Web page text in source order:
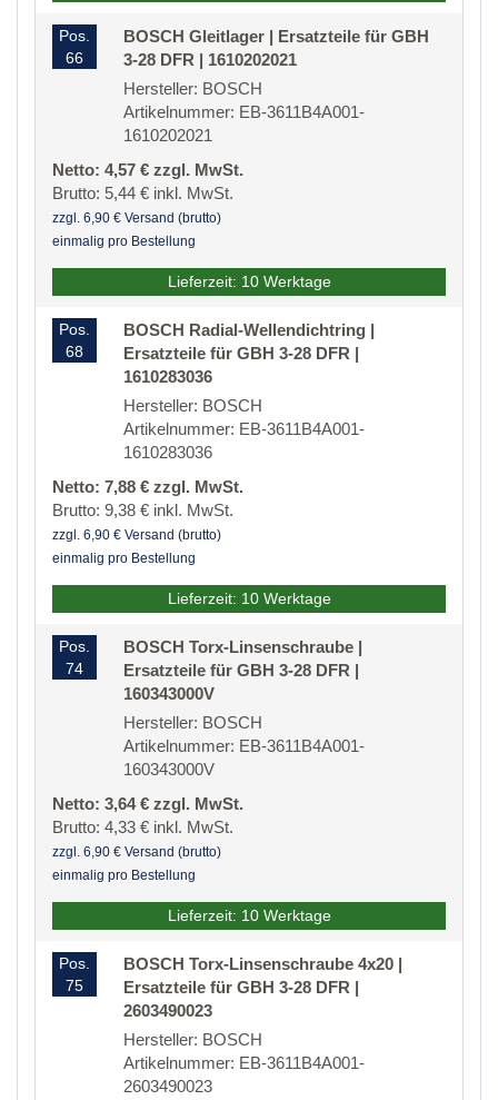
Pos.
66
BOSCH Gleitlager | Ersatzteile für GBH
3-28 DFR | 1610202021
Hersteller: BOSCH
Artikelnummer: EB-3611B4A001-
1610202021
Netto: 4,57 € zzgl. MwSt.
Brutto: 5,44 € inkl. MwSt.
zzgl. 6,90 € Versand (brutto)
einmalig pro Bestellung
Lieferzeit: 10 Werktage
Pos.
68
BOSCH Radial-Wellendichtring |
Ersatzteile für GBH 3-28 DFR |
1610283036
Hersteller: BOSCH
Artikelnummer: EB-3611B4A001-
1610283036
Netto: 7,88 € zzgl. MwSt.
Brutto: 9,38 € inkl. MwSt.
zzgl. 6,90 € Versand (brutto)
einmalig pro Bestellung
Lieferzeit: 10 Werktage
Pos.
74
BOSCH Torx-Linsenschraube |
Ersatzteile für GBH 3-28 DFR |
160343000V
Hersteller: BOSCH
Artikelnummer: EB-3611B4A001-
160343000V
Netto: 3,64 € zzgl. MwSt.
Brutto: 4,33 € inkl. MwSt.
zzgl. 6,90 € Versand (brutto)
einmalig pro Bestellung
Lieferzeit: 10 Werktage
Pos.
75
BOSCH Torx-Linsenschraube 4x20 |
Ersatzteile für GBH 3-28 DFR |
2603490023
Hersteller: BOSCH
Artikelnummer: EB-3611B4A001-
2603490023